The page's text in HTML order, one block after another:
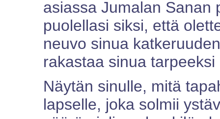
asiassa Jumalan Sanan
puolellasi siksi, että
neuvo sinua
rakastaa sinua
Näytän sinulle, mitä
lapselle, joka solmii